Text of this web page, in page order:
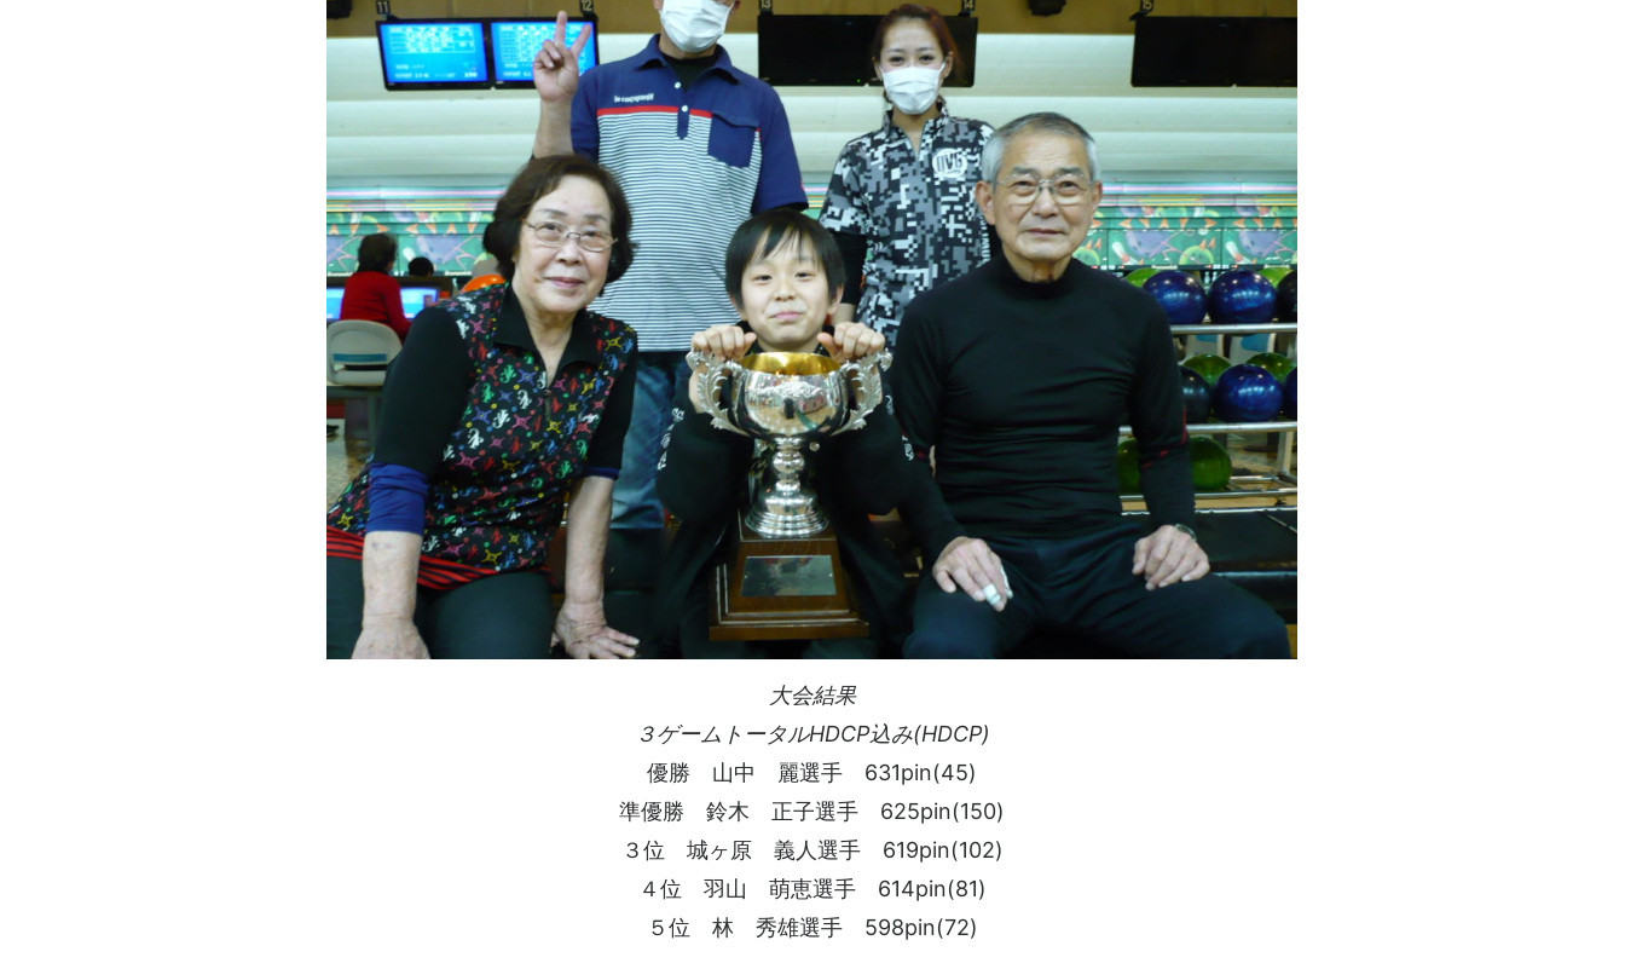
大会結果
３ゲームトータルHDCP込み(HDCP)
優勝 山中 麗選手 631pin(45)
準優勝 鈴木 正子選手 625pin(150)
３位 城ヶ原 義人選手 619pin(102)
４位 羽山 萌恵選手 614pin(81)
５位 林 秀雄選手 598pin(72)